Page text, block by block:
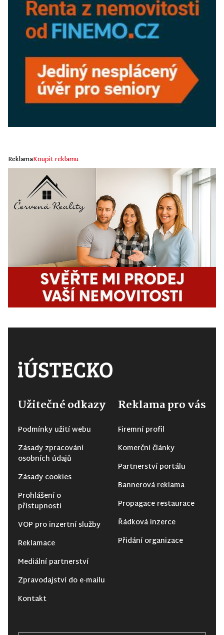
ReklamaKoupit reklamu
Užitečné odkazy
Podmínky užití webu
Zásady zpracování
osobních údajů
Zásady cookies
Prohlášení o
přístupnosti
VOP pro inzertní služby
Reklamace
Mediální partnerství
Zpravodajství do e-mailu
Kontakt
Reklama pro vás
Firemní profil
Komerční články
Partnerství portálu
Bannerová reklama
Propagace restaurace
Řádková inzerce
Přidání organizace